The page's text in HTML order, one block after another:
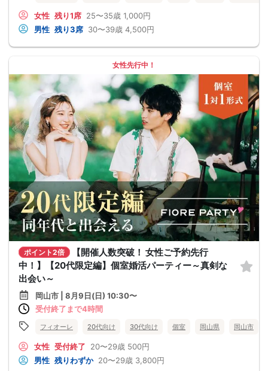
女性 残り1席 25〜35歳 1,000円
男性 残り3席 30〜39歳 4,500円
女性先行中！
ポイント2倍
【開催人数突破！ 女性ご予約先行
中！】【20代限定編】個室婚活パーティー～真剣な
出会い～
岡山市 | 8月9日(日) 10:30〜
受付終了まで4時間
フィオーレ 20代向け 30代向け 個室 岡山県 岡山市
女性 受付終了 20〜29歳 500円
男性 残りわずか 20〜29歳 3,800円